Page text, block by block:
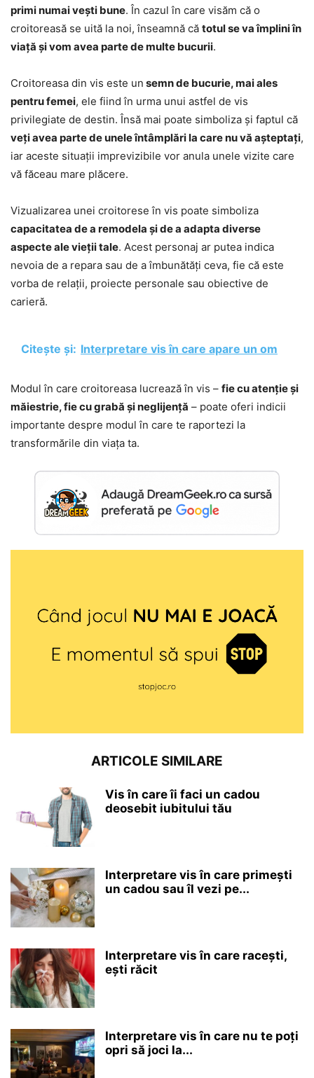
primi numai vești bune. În cazul în care visăm că o
croitoreasă se uită la noi, înseamnă că totul se va împlini în
viață și vom avea parte de multe bucurii.
Croitoreasa din vis este un semn de bucurie, mai ales
pentru femei, ele fiind în urma unui astfel de vis
privilegiate de destin. Însă mai poate simboliza și faptul că
veți avea parte de unele întâmplări la care nu vă așteptați,
iar aceste situații imprevizibile vor anula unele vizite care
vă făceau mare plăcere.
Vizualizarea unei croitorese în vis poate simboliza
capacitatea de a remodela și de a adapta diverse
aspecte ale vieții tale. Acest personaj ar putea indica
nevoia de a repara sau de a îmbunătăți ceva, fie că este
vorba de relații, proiecte personale sau obiective de
carieră.
Citește și: Interpretare vis în care apare un om
Modul în care croitoreasa lucrează în vis – fie cu atenție și
măiestrie, fie cu grabă și neglijență – poate oferi indicii
importante despre modul în care te raportezi la
transformările din viața ta.
ARTICOLE SIMILARE
Vis în care îi faci un cadou
deosebit iubitului tău
Interpretare vis în care primești
un cadou sau îl vezi pe...
Interpretare vis în care racești,
ești răcit
Interpretare vis în care nu te poți
opri să joci la...